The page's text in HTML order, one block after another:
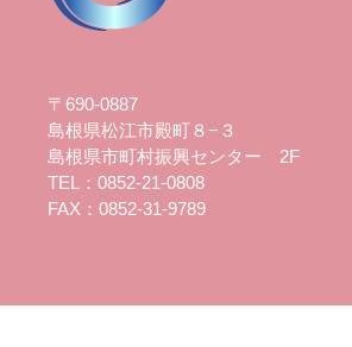
〒690-0887
島根県松江市殿町８−３
島根県市町村振興センター 2F
TEL：0852-21-0808
FAX：0852-31-9789